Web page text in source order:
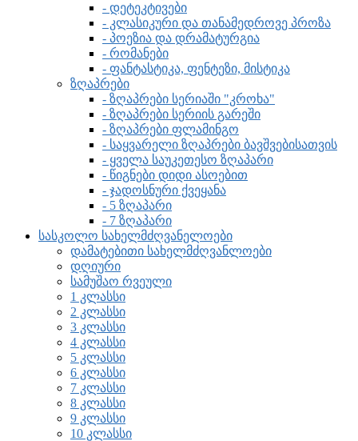
- დეტეკტივები
- კლასიკური და თანამედროვე პროზა
- პოეზია და დრამატურგია
- რომანები
- ფანტასტიკა, ფენტეზი, მისტიკა
ზღაპრები
- ზღაპრები სერიაში "კროხა"
- ზღაპრები სერიის გარეში
- ზღაპრები ფლამინგო
- საყვარელი ზღაპრები ბავშვებისათვის
- ყველა საუკეთესო ზღაპარი
- წიგნები დიდი ასოებით
- ჯადოსნური ქვეყანა
- 5 ზღაპარი
- 7 ზღაპარი
სასკოლო სახელმძღვანელოები
დამატებითი სახელმძღვანლოები
დღიური
სამუშაო რვეული
1 კლასსი
2 კლასსი
3 კლასსი
4 კლასსი
5 კლასსი
6 კლასსი
7 კლასსი
8 კლასსი
9 კლასსი
10 კლასსი